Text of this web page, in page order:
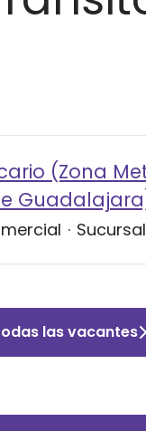
(Zona
·
las vacantes